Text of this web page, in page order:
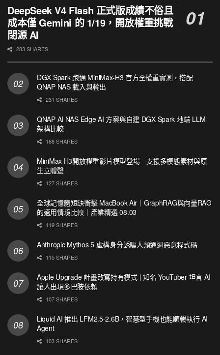
DeepSeek V4 Flash 正式版成績不俗且
成本僅 Gemini 的 1/19，開放權重挑戰
閉源 AI
283 SHARES
DGX Spark 跑通 MiniMax-H3 官方全權重實測，搭配
QNAP NAS 載入與輸出
231 SHARES
QNAP AI NAS Edge AI 方案與自建 DGX Spark 地端 LLM
架構比較
168 SHARES
MiniMax H3開放權重影片模型登場 支援多模態素材與原
生立體聲
127 SHARES
全球記憶體短缺衝擊 MacBook Air｜GraphRAG與向量RAG
的適用情境比較｜產業精選 08.03
119 SHARES
Anthropic Mythos 5 虛構身分誘騙人類通過惡意程式碼
115 SHARES
Apple Upgrade 計畫改寫持有模式 | 知名 YouTuber 坦言 AI
讓人出現多巴胺依賴
107 SHARES
Liquid AI 推出 LFM2.5-2.6B，智慧型手機也能順暢執行 AI
Agent
103 SHARES